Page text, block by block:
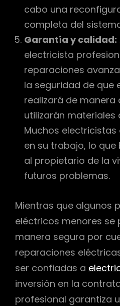
cabo una
completa del
Garantía y calidad:
electricista
reparaciones
la seguridad de que
realizará de manera
utilizarán materiales
Muchos
en su trabajo, lo
al propietario de la
futuros problemas.
Mientras que algunos
eléctricos menores se
manera segura por
reparaciones
ser confiadas a
inversión en la
profesional garantiza